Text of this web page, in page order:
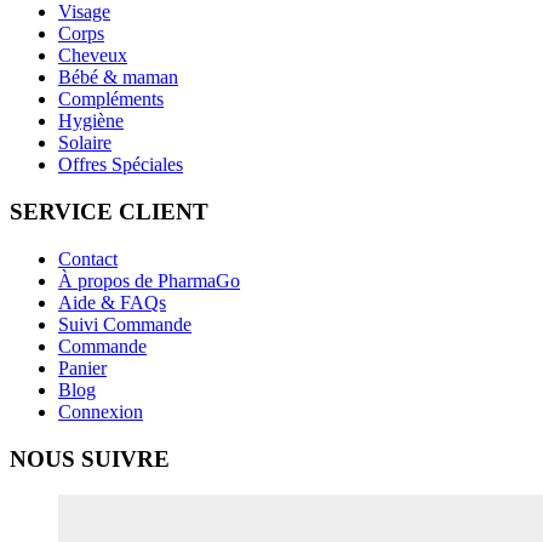
Visage
Corps
Cheveux
Bébé & maman
Compléments
Hygiène
Solaire
Offres Spéciales
SERVICE CLIENT
Contact
À propos de PharmaGo
Aide & FAQs
Suivi Commande
Commande
Panier
Blog
Connexion
NOUS SUIVRE